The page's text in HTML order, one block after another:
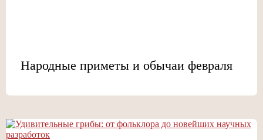
Народные приметы и обычаи февраля